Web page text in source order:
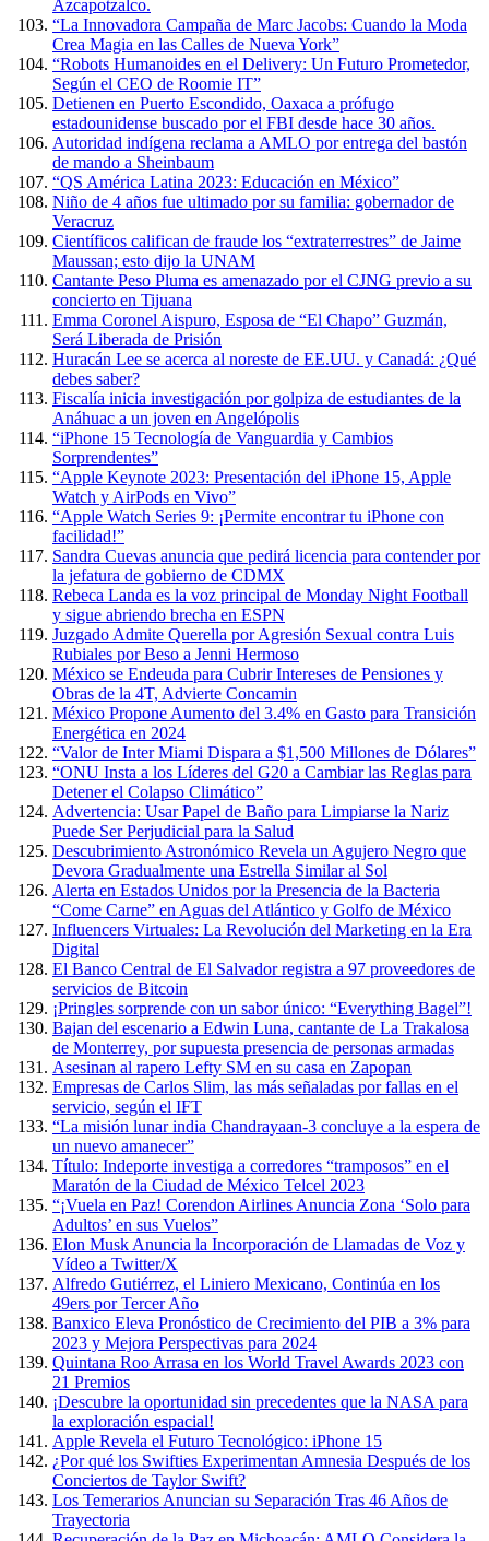
Azcapotzalco.
“La Innovadora Campaña de Marc Jacobs: Cuando la Moda
Crea Magia en las Calles de Nueva York”
“Robots Humanoides en el Delivery: Un Futuro Prometedor,
Según el CEO de Roomie IT”
Detienen en Puerto Escondido, Oaxaca a prófugo
estadounidense buscado por el FBI desde hace 30 años.
Autoridad indígena reclama a AMLO por entrega del bastón
de mando a Sheinbaum
“QS América Latina 2023: Educación en México”
Niño de 4 años fue ultimado por su familia: gobernador de
Veracruz
Científicos califican de fraude los “extraterrestres” de Jaime
Maussan; esto dijo la UNAM
Cantante Peso Pluma es amenazado por el CJNG previo a su
concierto en Tijuana
Emma Coronel Aispuro, Esposa de “El Chapo” Guzmán,
Será Liberada de Prisión
Huracán Lee se acerca al noreste de EE.UU. y Canadá: ¿Qué
debes saber?
Fiscalía inicia investigación por golpiza de estudiantes de la
Anáhuac a un joven en Angelópolis
“iPhone 15 Tecnología de Vanguardia y Cambios
Sorprendentes”
“Apple Keynote 2023: Presentación del iPhone 15, Apple
Watch y AirPods en Vivo”
“Apple Watch Series 9: ¡Permite encontrar tu iPhone con
facilidad!”
Sandra Cuevas anuncia que pedirá licencia para contender por
la jefatura de gobierno de CDMX
Rebeca Landa es la voz principal de Monday Night Football
y sigue abriendo brecha en ESPN
Juzgado Admite Querella por Agresión Sexual contra Luis
Rubiales por Beso a Jenni Hermoso
México se Endeuda para Cubrir Intereses de Pensiones y
Obras de la 4T, Advierte Concamin
México Propone Aumento del 3.4% en Gasto para Transición
Energética en 2024
“Valor de Inter Miami Dispara a $1,500 Millones de Dólares”
“ONU Insta a los Líderes del G20 a Cambiar las Reglas para
Detener el Colapso Climático”
Advertencia: Usar Papel de Baño para Limpiarse la Nariz
Puede Ser Perjudicial para la Salud
Descubrimiento Astronómico Revela un Agujero Negro que
Devora Gradualmente una Estrella Similar al Sol
Alerta en Estados Unidos por la Presencia de la Bacteria
“Come Carne” en Aguas del Atlántico y Golfo de México
Influencers Virtuales: La Revolución del Marketing en la Era
Digital
El Banco Central de El Salvador registra a 97 proveedores de
servicios de Bitcoin
¡Pringles sorprende con un sabor único: “Everything Bagel”!
Bajan del escenario a Edwin Luna, cantante de La Trakalosa
de Monterrey, por supuesta presencia de personas armadas
Asesinan al rapero Lefty SM en su casa en Zapopan
Empresas de Carlos Slim, las más señaladas por fallas en el
servicio, según el IFT
“La misión lunar india Chandrayaan-3 concluye a la espera de
un nuevo amanecer”
Título: Indeporte investiga a corredores “tramposos” en el
Maratón de la Ciudad de México Telcel 2023
“¡Vuela en Paz! Corendon Airlines Anuncia Zona ‘Solo para
Adultos’ en sus Vuelos”
Elon Musk Anuncia la Incorporación de Llamadas de Voz y
Vídeo a Twitter/X
Alfredo Gutiérrez, el Liniero Mexicano, Continúa en los
49ers por Tercer Año
Banxico Eleva Pronóstico de Crecimiento del PIB a 3% para
2023 y Mejora Perspectivas para 2024
Quintana Roo Arrasa en los World Travel Awards 2023 con
21 Premios
¡Descubre la oportunidad sin precedentes que la NASA para
la exploración espacial!
Apple Revela el Futuro Tecnológico: iPhone 15
¿Por qué los Swifties Experimentan Amnesia Después de los
Conciertos de Taylor Swift?
Los Temerarios Anuncian su Separación Tras 46 Años de
Trayectoria